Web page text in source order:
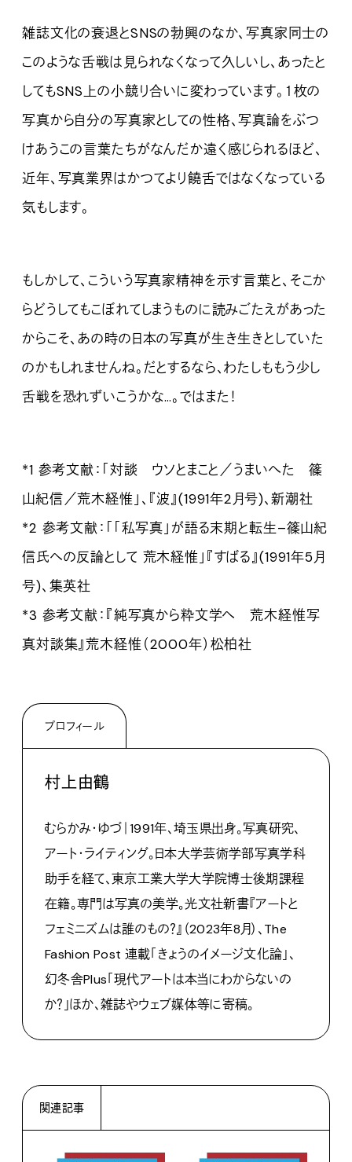
雑誌文化の衰退とSNSの勃興のなか、写真家同士の
このような舌戦は見られなくなって久しいし、あったと
してもSNS上の小競り合いに変わっています。１枚の
写真から自分の写真家としての性格、写真論をぶつ
けあうこの言葉たちがなんだか遠く感じられるほど、
近年、写真業界はかつてより饒舌ではなくなっている
気もします。
もしかして、こういう写真家精神を示す言葉と、そこか
らどうしてもこぼれてしまうものに読みごたえがあった
からこそ、あの時の日本の写真が生き生きとしていた
のかもしれませんね。だとするなら、わたしももう少し
舌戦を恐れずいこうかな…。ではまた！
*1 参考文献：「対談 ウソとまこと／うまいへた 篠
山紀信／荒木経惟」、『波』(1991年2月号)、新潮社
*2 参考文献：「「私写真」が語る末期と転生–篠山紀
信氏への反論として 荒木経惟」『すばる』(1991年5月
号)、集英社
*3 参考文献：『純写真から粋文学へ 荒木経惟写
真対談集』荒木経惟（2000年）松柏社
プロフィール
村上由鶴
むらかみ・ゆづ｜1991年、埼玉県出身。写真研究、
アート・ライティング。日本大学芸術学部写真学科
助手を経て、東京工業大学大学院博士後期課程
在籍。専門は写真の美学。光文社新書『アートと
フェミニズムは誰のもの？』（2023年8月）、The
Fashion Post 連載「きょうのイメージ文化論」、
幻冬舎Plus「現代アートは本当にわからないの
か？」ほか、雑誌やウェブ媒体等に寄稿。
関連記事